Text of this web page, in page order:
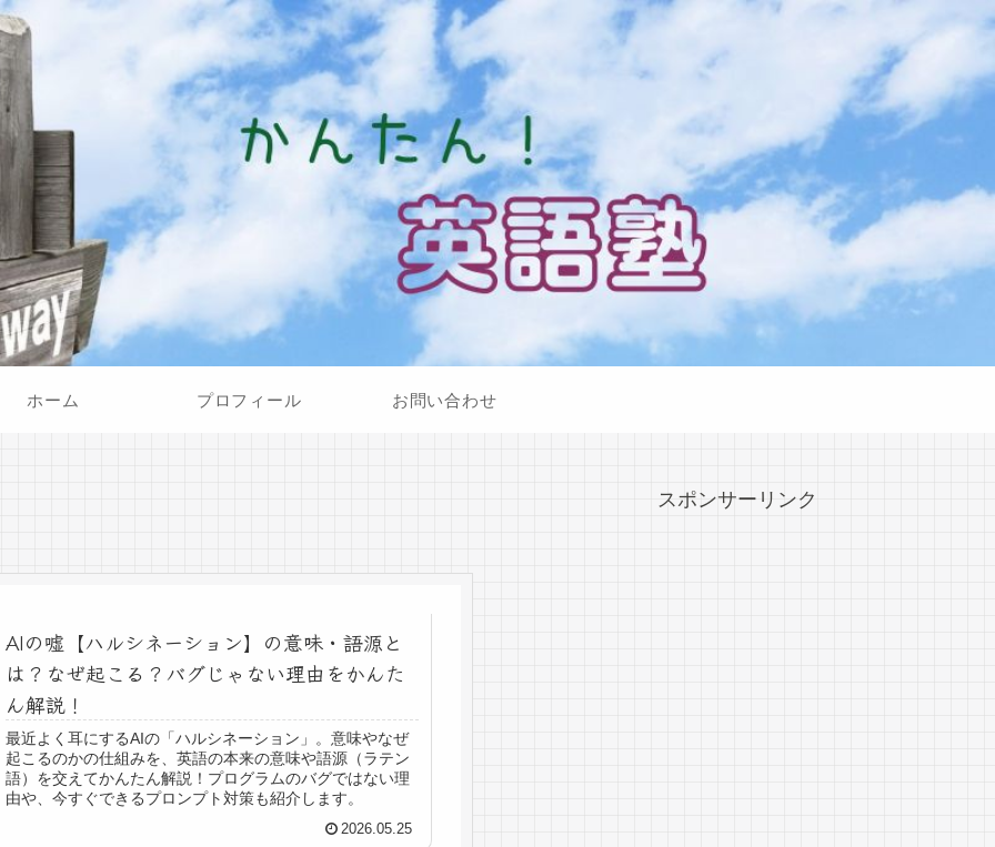
ホーム プロフィール お問い合わせ
AIの嘘【ハルシネーション】の意味・語源と
は？なぜ起こる？バグじゃない理由をかんた
ん解説！
最近よく耳にするAIの「ハルシネーション」。意味やなぜ
起こるのかの仕組みを、英語の本来の意味や語源（ラテン
語）を交えてかんたん解説！プログラムのバグではない理
由や、今すぐできるプロンプト対策も紹介します。
2026.05.25
スポンサーリンク